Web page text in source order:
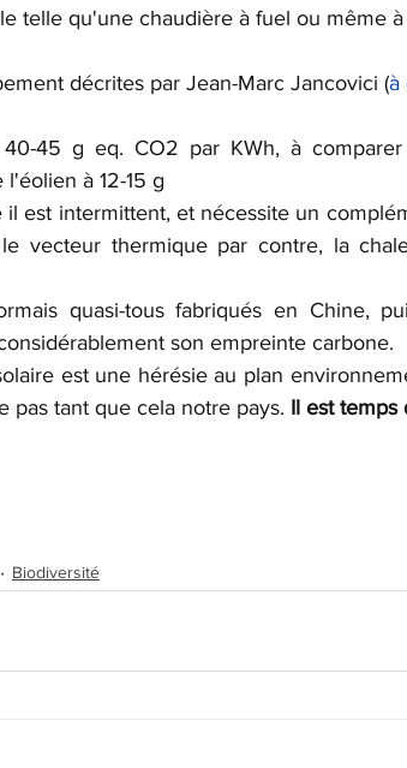
telle qu'une chaudière à fuel ou même à
décrites par Jean-Marc Jancovici (à
45 g eq. CO2 par KWh, à
à 12-15 g
est intermittent, et nécessite un
vecteur thermique par contre, la
quasi-tous fabriqués en Chine,
son empreinte carbone.
est une hérésie au plan
pas tant que cela notre pays. Il est temps
Biodiversité